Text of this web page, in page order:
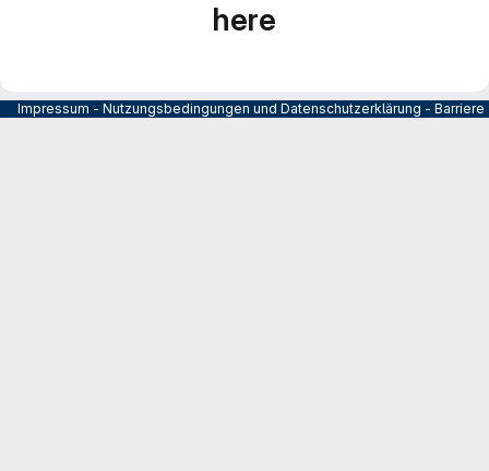
here
Impressum - Nutzungsbedingungen und Datenschutzerklärung -